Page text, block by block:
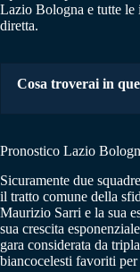
Lazio Bologna e tutte le
diretta.
Cosa troverai in
Pronostico Lazio
Sicuramente due
il tratto comune della
Maurizio Sarri e la sua
sua crescita
gara considerata da
biancocelesti favoriti